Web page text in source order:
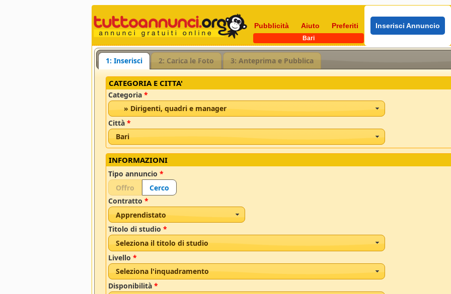
Pubblicità Aiuto Preferiti Inserisci Annuncio
Bari
1: Inserisci 2: Carica le Foto 3: Anteprima e Pubblica
CATEGORIA E CITTA'
Categoria*
» Dirigenti, quadri e manager
Città*
Bari
INFORMAZIONI
Tipo annuncio*
Offro
Cerco
Contratto*
Apprendistato
Titolo di studio*
Seleziona il titolo di studio
Livello*
Seleziona l'inquadramento
Disponibilità*